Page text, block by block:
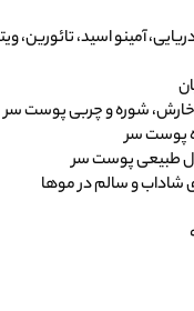
خارش، شوره و چربی پوست سر
پوست سر
طبیعی پوست سر
شاداب و سالم در موها